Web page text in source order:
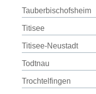
Tauberbischofsheim
Titisee
Titisee-Neustadt
Todtnau
Trochtelfingen